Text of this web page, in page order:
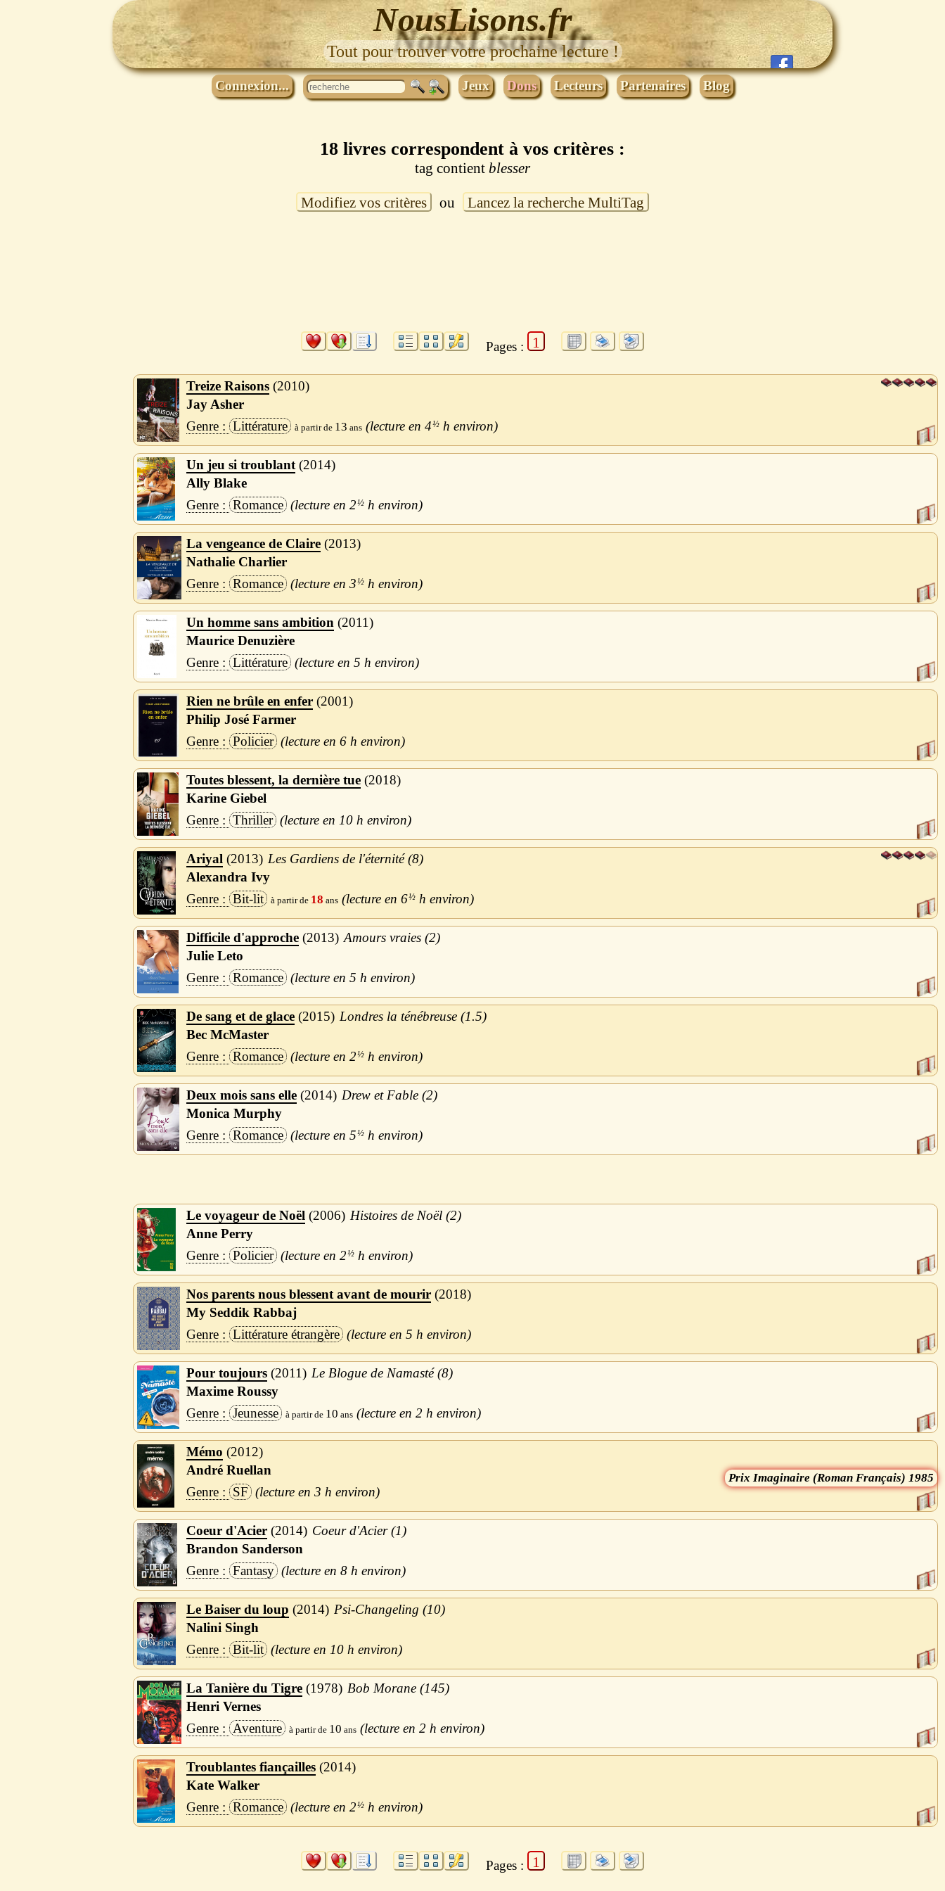
NousLisons.fr
Tout pour trouver votre prochaine lecture !
Connexion... Jeux Dons Lecteurs Partenaires Blog
18 livres correspondent à vos critères :
tag contient blesser
Modifiez vos critères ou Lancez la recherche MultiTag
Pages : 1
Treize Raisons 2010
Jay Asher
Littérature
13 4½h
Un jeu si troublant 2014
Ally Blake
Romance
2½h
La vengeance de Claire 2013
Nathalie Charlier
Romance
3½h
Un homme sans ambition 2011
Maurice Denuzière
Littérature
5 h
Rien ne brûle en enfer 2001
Philip José Farmer
Policier
6 h
Toutes blessent, la dernière tue 2018
Karine Giebel
Thriller
10 h
Ariyal 2013
Les Gardiens de l'éternité (8)
Alexandra Ivy
Bit-lit
18 6½h
Difficile d'approche 2013
Amours vraies (2)
Julie Leto
Romance
5 h
De sang et de glace 2015
Londres la ténébreuse (1.5)
Bec McMaster
Romance
2½h
Deux mois sans elle 2014
Drew et Fable (2)
Monica Murphy
Romance
5½h
Le voyageur de Noël 2006
Histoires de Noël (2)
Anne Perry
Policier
2½h
Nos parents nous blessent avant de mourir 2018
My Seddik Rabbaj
Littérature étrangère
5 h
Pour toujours 2011
Le Blogue de Namasté (8)
Maxime Roussy
Jeunesse
10 2 h
Mémo 2012
Imaginaire (Roman Français) 1985
André Ruellan
SF
3 h
Coeur d'Acier 2014
Coeur d'Acier (1)
Brandon Sanderson
Fantasy
8 h
Le Baiser du loup 2014
Psi-Changeling (10)
Nalini Singh
Bit-lit
10 h
La Tanière du Tigre 1978
Bob Morane (145)
Henri Vernes
Aventure
10 2 h
Troublantes fiançailles 2014
Kate Walker
Romance
2½h
Pages : 1